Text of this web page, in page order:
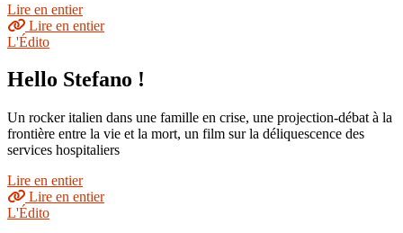
Lire en entier
Lire en entier
L'Édito
Hello Stefano !
Un rocker italien dans une famille en crise, une projection-débat à la
frontière entre la vie et la mort, un film sur la déliquescence des
services hospitaliers
Lire en entier
Lire en entier
L'Édito